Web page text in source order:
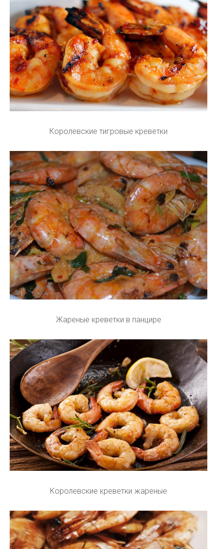
Королевские тигровые креветки
Жареные креветки в панцире
Королевские креветки жареные